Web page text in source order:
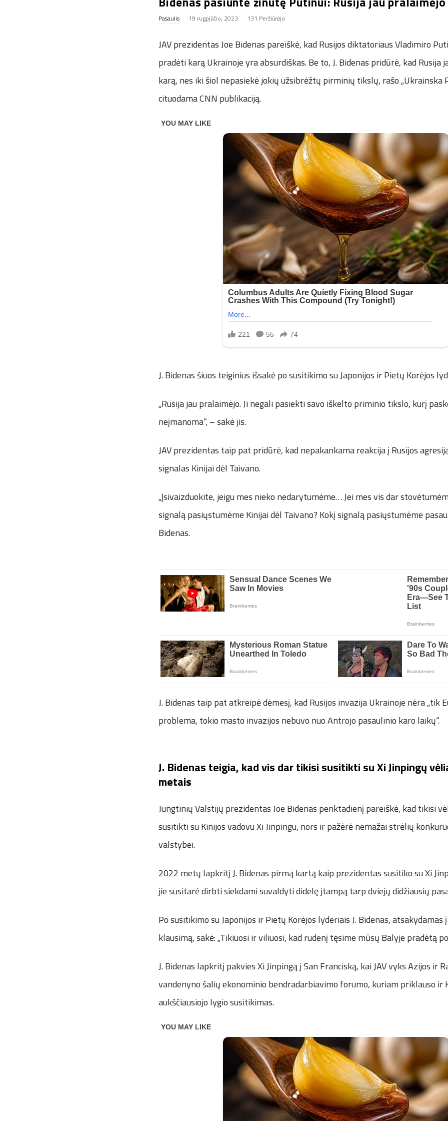
Pasaulis 19 rugpjūčio, 2023 131 Peržiūrėjo
JAV prezidentas Joe Bidenas pareiškė, kad Rusijos diktatoriaus Vladimiro
pradėti karą Ukrainoje yra absurdiškas. Be to, J. Bidenas pridūrė, kad Rusija
karą, nes iki šiol nepasiekė jokių užsibrėžtų pirminių tikslų, rašo „Ukrainska
cituodama CNN publikaciją.
J. Bidenas šiuos teiginius išsakė po susitikimo su Japonijos ir Pietų Korėjos
„Rusija jau pralaimėjo. Ji negali pasiekti savo iškelto priminio tikslo, kurį
neįmanoma“, – sakė jis.
JAV prezidentas taip pat pridūrė, kad nepakankama reakcija į Rusijos
signalas Kinijai dėl Taivano.
„Įsivaizduokite, jeigu mes nieko nedarytumėme… Jei mes vis dar
signalą pasiųstumėme Kinijai dėl Taivano? Kokį signalą pasiųstumėme
Bidenas.
J. Bidenas taip pat atkreipė dėmesį, kad Rusijos invazija Ukrainoje nėra „tik
problema, tokio masto invazijos nebuvo nuo Antrojo pasaulinio karo laikų“.
J. Bidenas teigia, kad vis dar tikisi susitikti su Xi Jinpingų
metais
Jungtinių Valstijų prezidentas Joe Bidenas penktadienį pareiškė, kad tikisi
susitikti su Kinijos vadovu Xi Jinpingu, nors ir pažėrė nemažai strėlių
valstybei.
2022 metų lapkritį J. Bidenas pirmą kartą kaip prezidentas susitiko su Xi
jie susitarė dirbti siekdami suvaldyti didelę įtampą tarp dviejų didžiausių
Po susitikimo su Japonijos ir Pietų Korėjos lyderiais J. Bidenas,
klausimą, sakė: „Tikiuosi ir viliuosi, kad rudenį tęsime mūsų Balyje pradėtą
J. Bidenas lapkritį pakvies Xi Jinpingą į San Franciską, kai JAV vyks Azijos ir
vandenyno šalių ekonominio bendradarbiavimo forumo, kuriam priklauso ir
aukščiausiojo lygio susitikimas.